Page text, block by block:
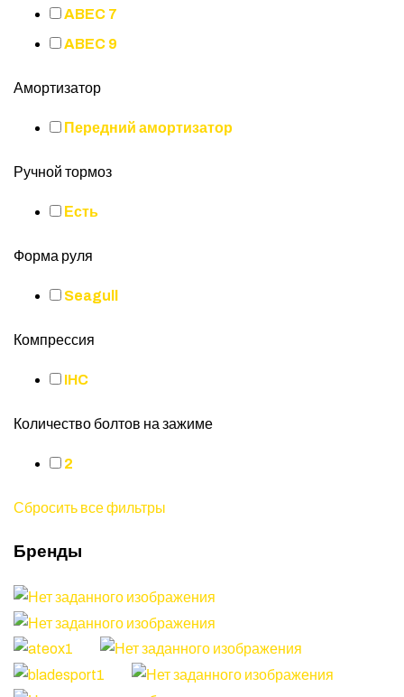
ABEC 7
ABEC 9
Амортизатор
Передний амортизатор
Ручной тормоз
Есть
Форма руля
Seagull
Компрессия
IHC
Количество болтов на зажиме
2
Сбросить все фильтры
Бренды